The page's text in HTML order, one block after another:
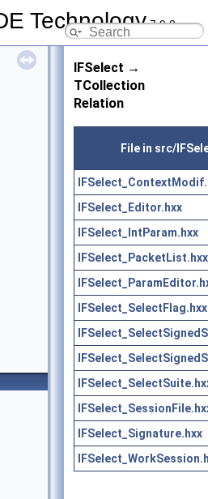
Technology7.9.0
IFSelect →
TCollection
Relation
File in src/
IFSelect_Editor.hxx
IFSelect_IntParam.hxx
IFSelect_PacketList.hxx
IFSelect_SelectFlag.hxx
IFSelect_Signature.hxx